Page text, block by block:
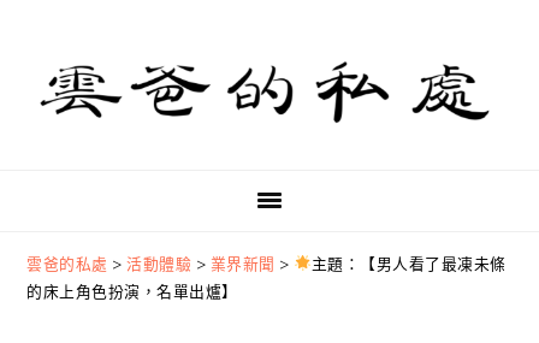
primary
navigation
content
primary
sidebar
雲爸的私處 >活動體驗 > 業界新聞 >
主題：【男人看了最凍未條
的床上角色扮演，名單出爐】